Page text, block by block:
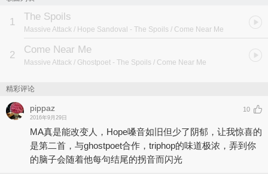
1 The Spoils
Massive Attack / Hope Sandoval - The Spoils / Come Near Me
2 Come Near Me
Massive Attack / Ghostpoet - The Spoils / Come Near Me
精彩评论
pippaz
2016年9月29日
10
MA真是能改变人，Hope嗓音如旧但少了阴郁，让我惊喜的
是第二首，与ghostpoet合作，triphop的味道极浓，弄到你
的脑子会随着他每句结尾的拐音而闪光